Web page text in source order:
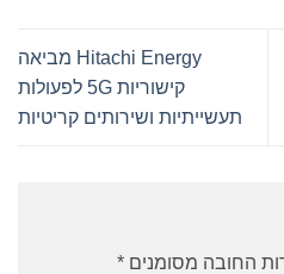
Hitachi Energy מביאה
קישוריות 5G לפעולות
תעשייתיות ושירותים קריטיות
החובה מסומנים *